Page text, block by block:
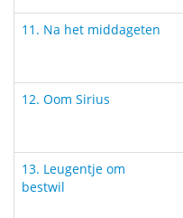
11. Na het middageten
12. Oom Sirius
13. Leugentje om
bestwil